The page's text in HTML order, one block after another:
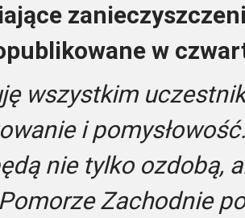
w
wszystkim
i
nie tylko ozdobą,
Zachodnie